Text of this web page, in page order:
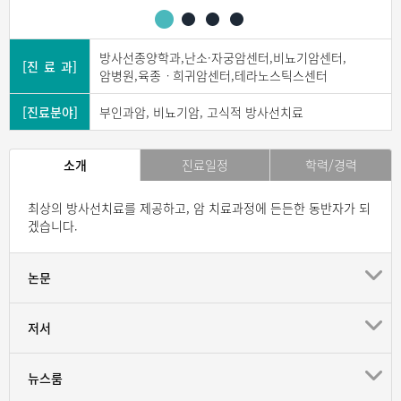
[진 료 과]
방사선종양학과,난소·자궁암센터,비뇨기암센터,
암병원,육종ㆍ희귀암센터,테라노스틱스센터
[진료분야] 부인과암, 비뇨기암, 고식적 방사선치료
소개 진료일정 학력/경력
최상의 방사선치료를 제공하고, 암 치료과정에 든든한 동반자가 되
겠습니다.
논문
저서
뉴스룸